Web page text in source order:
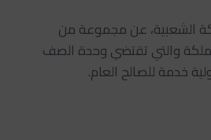
الشعبية، عن مجموعة من
والتي تقتضي وحدة الصف
خدمة للصالح العام.